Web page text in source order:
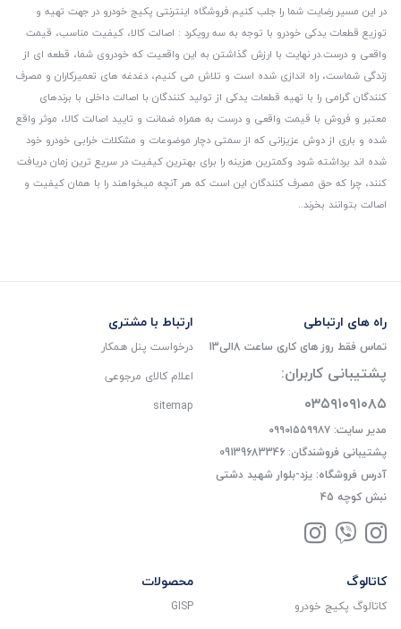
در این مسیر رضایت شما را جلب کنیم.فروشگاه اینترنتی پکیج خودرو در جهت تهیه و
توزیع قطعات یدکی خودرو با توجه به سه رویکرد : اصالت کالا، کیفیت مناسب، قیمت
واقعی و درست.در نهایت با ارزش گذاشتن به این واقعیت که خودروی شما، قطعه ای از
زندگی شماست، راه اندازی شده است و تلاش می کنیم، دغدغه های تعمیرکاران و مصرف
کنندگان گرامی را با تهیه قطعات یدکی از تولید کنندگان با اصالت داخلی با برندهای
معتبر و فروش با قیمت واقعی و درست به همراه ضمانت و تایید اصالت کالا، موثر واقع
شده و باری از دوش عزیزانی که از سمتی دچار موضوعات و مشکلات خرابی خودرو خود
شده اند برداشته شود و‌کمترین هزینه را برای بهترین کیفیت در سریع ترین زمان دریافت
کنند، چرا که حق مصرف کنندگان این است که هر آنچه میخواهند را با همان کیفیت و
اصالت بتوانند بخرند..
راه های ارتباطی
تماس فقط روز های کاری ساعت 8الی13
پشتیبانی کاربران:
۰۳۵۹۱۰۹۱۰۸۵
مدیر سایت: ۰۹۹۰۱۵۵۹۹۸۷
پشتیبانی فروشندگان: 09139683346
آدرس فروشگاه: یزد-بلوار شهید دشتی
نبش کوچه 45
ارتباط با مشتری
درخواست پنل همکار
اعلام کالای مرجوعی
sitemap
کاتالوگ
کاتالوگ پکیج خودرو
محصولات
GISP